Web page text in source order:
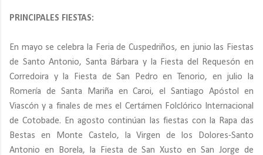
PRINCIPALES FIESTAS:
En mayo se celebra la Feria de Cuspedriños, en junio las Fiestas
de Santo Antonio, Santa Bárbara y la Fiesta del Requesón en
Corredoira y la Fiesta de San Pedro en Tenorio, en julio la
Romería de Santa Mariña en Caroi, el Santiago Apóstol en
Viascón y a finales de mes el Certámen Folclórico Internacional
de Cotobade. En agosto continúan las fiestas con la Rapa das
Bestas en Monte Castelo, la Virgen de los Dolores-Santo
Antonio en Borela, la Fiesta de San Xusto en San Jorge de